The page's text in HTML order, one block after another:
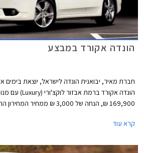
הונדה אקורד במבצע
חברת מאיר, יבואנית הונדה לישראל, יוצאת
קרא עוד